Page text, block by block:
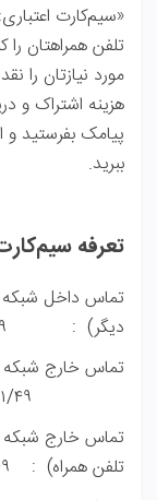
«سیم‌کارت
تلفن همراهتان را
مورد نیازتان
هزینه اشتراک و
ببرید.
تعرفه
تماس داخل شبکه
دیگر) : ۱/۴۹ تومان/ثانیه (۸۹/۹ تومان/دقیقه)
تماس خارج
تماس خارج شبکه
تلفن همراه) : ۱/۴۹ تومان/ثانیه (۸۹/۹ تومان/دقیقه)